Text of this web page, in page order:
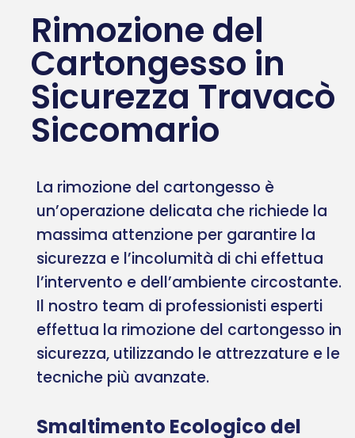
Rimozione del
Cartongesso in
Sicurezza Travacò
Siccomario
La rimozione del cartongesso è
un’operazione delicata che richiede la
massima attenzione per garantire la
sicurezza e l’incolumità di chi effettua
l’intervento e dell’ambiente circostante.
Il nostro team di professionisti esperti
effettua la rimozione del cartongesso in
sicurezza, utilizzando le attrezzature e le
tecniche più avanzate.
Smaltimento Ecologico del